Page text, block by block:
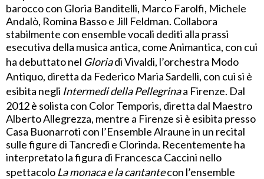
barocco con Gloria Banditelli, Marco Farolfi, Michele
Andalò, Romina Basso e Jill Feldman. Collabora
stabilmente con ensemble vocali dediti alla prassi
esecutiva della musica antica, come Animantica, con cui
ha debuttato nel Gloriadi Vivaldi, l’orchestra Modo
Antiquo, diretta da Federico Maria Sardelli, con cui si è
esibita negli Intermedi della Pellegrinaa Firenze. Dal
2012 è solista con Color Temporis, diretta dal Maestro
Alberto Allegrezza, mentre a Firenze si è esibita presso
Casa Buonarroti con l’Ensemble Alraune in un recital
sulle figure di Tancredi e Clorinda. Recentemente ha
interpretato la figura di Francesca Caccini nello
spettacolo La monaca e la cantantecon l’ensemble